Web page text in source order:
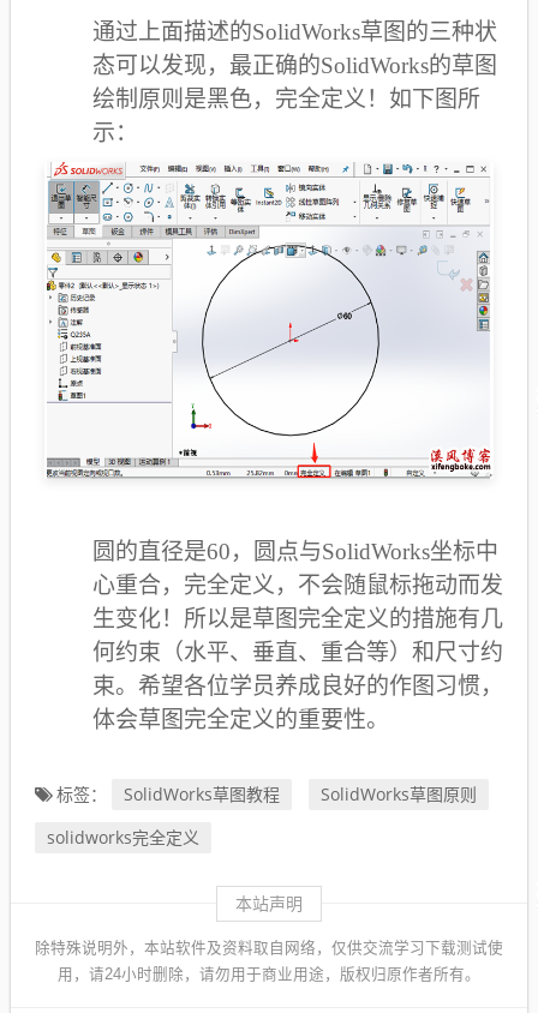
通过上面描述的SolidWorks草图的三种状
态可以发现，最正确的SolidWorks的草图
绘制原则是黑色，完全定义！如下图所
示：
圆的直径是60，圆点与SolidWorks坐标中
心重合，完全定义，不会随鼠标拖动而发
生变化！所以是草图完全定义的措施有几
何约束（水平、垂直、重合等）和尺寸约
束。希望各位学员养成良好的作图习惯，
体会草图完全定义的重要性。
标签： SolidWorks草图教程
SolidWorks草图原则
solidworks完全定义
本站声明
除特殊说明外，本站软件及资料取自网络，仅供交流学习下载测试使
用，请24小时删除，请勿用于商业用途，版权归原作者所有。